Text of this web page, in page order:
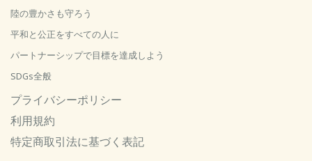
陸の豊かさも守ろう
平和と公正をすべての人に
パートナーシップで目標を達成しよう
SDGs全般
プライバシーポリシー
利用規約
特定商取引法に基づく表記